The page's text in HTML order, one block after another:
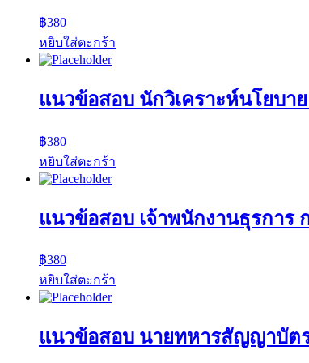
฿380
หยิบใส่ตะกร้า
แนวข้อสอบ นักวิเคราะห์นโยบ
฿380
หยิบใส่ตะกร้า
แนวข้อสอบ เจ้าพนักงานธุรการ
฿380
หยิบใส่ตะกร้า
แนวข้อสอบ นายทหารสัญญาบัต